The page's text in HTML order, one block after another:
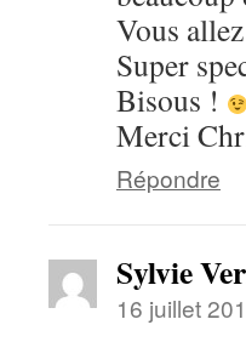
Vous
Super
Bisous !
Merci
Répondre
Sylvie
16 juillet